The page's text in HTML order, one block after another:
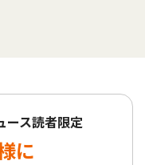
ース読者限定
に